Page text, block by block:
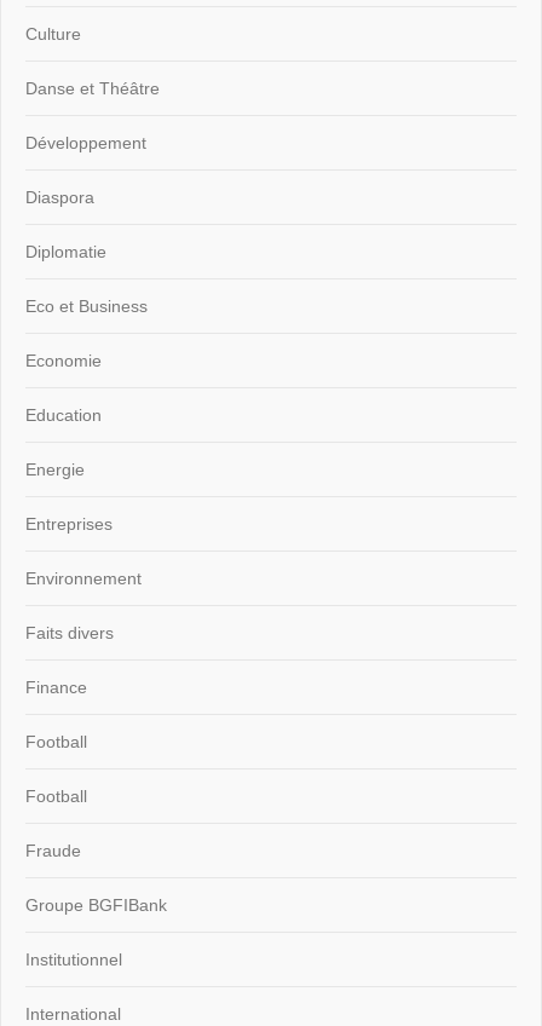
Culture
Danse et Théâtre
Développement
Diaspora
Diplomatie
Eco et Business
Economie
Education
Energie
Entreprises
Environnement
Faits divers
Finance
Football
Football
Fraude
Groupe BGFIBank
Institutionnel
International